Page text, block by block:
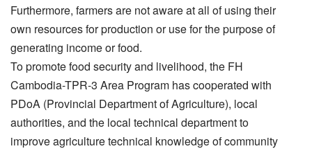
Furthermore, farmers are not aware at all of using their
own resources for production or use for the purpose of
generating income or food.
To promote food security and livelihood, the FH
Cambodia-TPR-3 Area Program has cooperated with
PDoA (Provincial Department of Agriculture), local
authorities, and the local technical department to
improve agriculture technical knowledge of community